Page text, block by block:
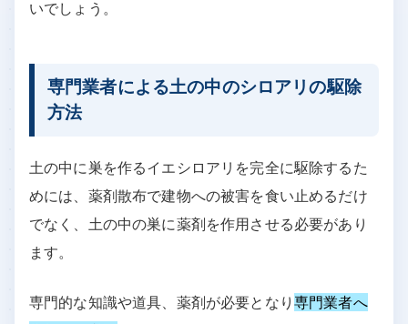
いでしょう。
専門業者による土の中のシロアリの駆除
方法
土の中に巣を作るイエシロアリを完全に駆除するた
めには、薬剤散布で建物への被害を食い止めるだけ
でなく、土の中の巣に薬剤を作用させる必要があり
ます。
専門的な知識や道具、薬剤が必要となり 専門業者へ